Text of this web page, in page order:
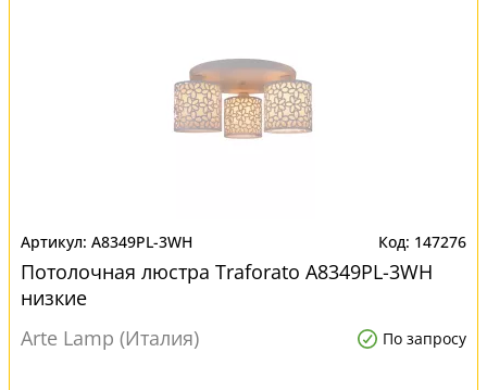
A8349PL-3WH 147276
Потолочная люстра Traforato A8349PL-3WH
низкие
Arte Lamp (Италия)
По запросу